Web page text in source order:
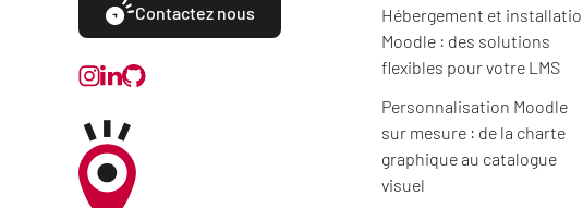
Contactez nous
Hébergement et
Moodle : des solutions
flexibles pour votre LMS
Personnalisation Moodle
sur mesure : de la charte
graphique au catalogue
visuel